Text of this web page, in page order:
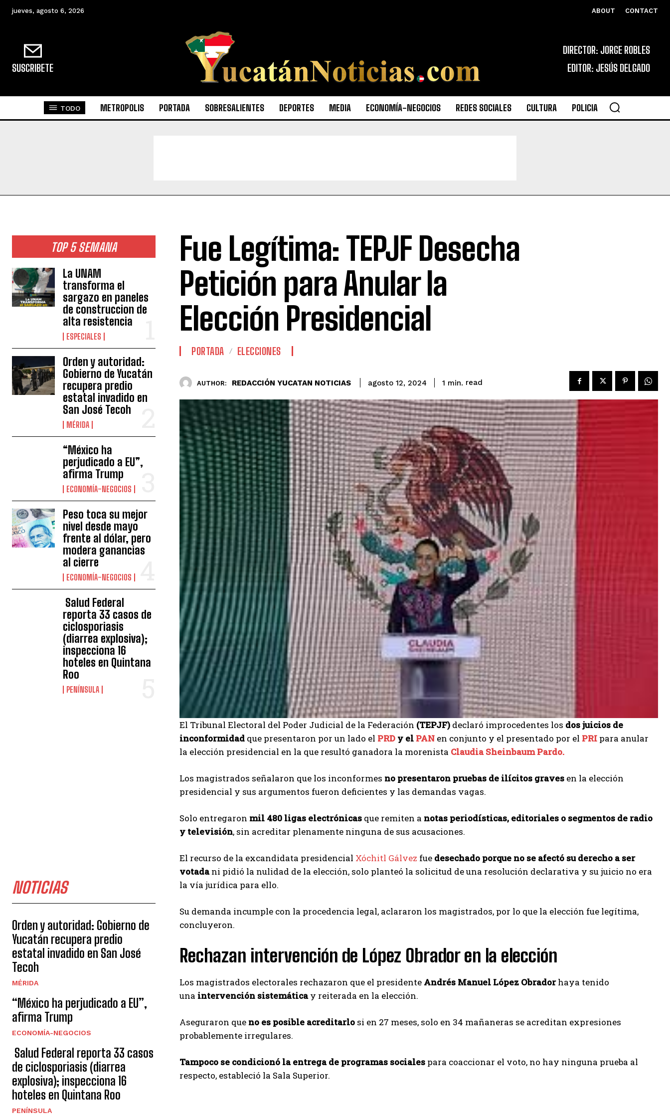
jueves, agosto 6, 2026 ABOUT CONTACT
SUSCRIBETE
DIRECTOR: JORGE ROBLES
EDITOR: JESÚS DELGADO
TODO METROPOLIS PORTADA SOBRESALIENTES DEPORTES MEDIA ECONOMÍA-NEGOCIOS REDES SOCIALES CULTURA POLICIA
TOP 5 SEMANA
La UNAM
transforma el
sargazo en paneles
de construccion de
alta resistencia
ESPECIALES
Orden y autoridad:
Gobierno de Yucatán
recupera predio
estatal invadido en
San José Tecoh
MÉRIDA
“México ha
perjudicado a EU”,
afirma Trump
ECONOMÍA-NEGOCIOS
Peso toca su mejor
nivel desde mayo
frente al dólar, pero
modera ganancias
al cierre
ECONOMÍA-NEGOCIOS
Salud Federal
reporta 33 casos de
ciclosporiasis
(diarrea explosiva);
inspecciona 16
hoteles en Quintana
Roo
PENÍNSULA
NOTICIAS
Orden y autoridad: Gobierno de
Yucatán recupera predio
estatal invadido en San José
Tecoh
MÉRIDA
“México ha perjudicado a EU”,
afirma Trump
ECONOMÍA-NEGOCIOS
Salud Federal reporta 33 casos
de ciclosporiasis (diarrea
explosiva); inspecciona 16
hoteles en Quintana Roo
PENÍNSULA
Fue Legítima: TEPJF Desecha
Petición para Anular la
Elección Presidencial
PORTADA ELECCIONES
AUTHOR: REDACCIÓN YUCATAN NOTICIAS agosto 12, 2024 1 min. read
El Tribunal Electoral del Poder Judicial de la Federación (TEPJF) declaró improcedentes los dos juicios de
inconformidad que presentaron por un lado el PRD y el PAN en conjunto y el presentado por el PRI para anular
la elección presidencial en la que resultó ganadora la morenista Claudia Sheinbaum Pardo.
Los magistrados señalaron que los inconformes no presentaron pruebas de ilícitos graves en la elección
presidencial y sus argumentos fueron deficientes y las demandas vagas.
Solo entregaron mil 480 ligas electrónicas que remiten a notas periodísticas, editoriales o segmentos de radio
y televisión, sin acreditar plenamente ninguna de sus acusaciones.
El recurso de la excandidata presidencial Xóchitl Gálvez fue desechado porque no se afectó su derecho a ser
votadani pidió la nulidad de la elección, solo planteó la solicitud de una resolución declarativa y su juicio no era
la vía jurídica para ello.
Su demanda incumple con la procedencia legal, aclararon los magistrados, por lo que la elección fue legítima,
concluyeron.
Rechazan intervención de López Obrador en la elección
Los magistrados electorales rechazaron que el presidente Andrés Manuel López Obradorhaya tenido
una intervención sistemáticay reiterada en la elección.
Aseguraron que no es posible acreditarlo si en 27 meses, solo en 34 mañaneras se acreditan expresiones
probablemente irregulares.
Tampoco se condicionó la entrega de programas sociales para coaccionar el voto, no hay ninguna prueba al
respecto, estableció la Sala Superior.